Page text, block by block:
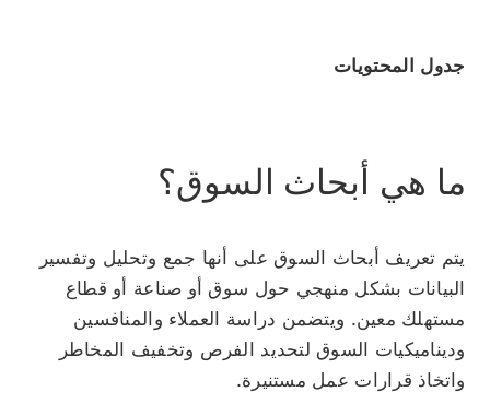
جدول المحتويات
ما هي أبحاث السوق؟
يتم تعريف أبحاث السوق على أنها جمع وتحليل وتفسير
البيانات بشكل منهجي حول سوق أو صناعة أو قطاع
مستهلك معين. ويتضمن دراسة العملاء والمنافسين
وديناميكيات السوق لتحديد الفرص وتخفيف المخاطر
واتخاذ قرارات عمل مستنيرة.